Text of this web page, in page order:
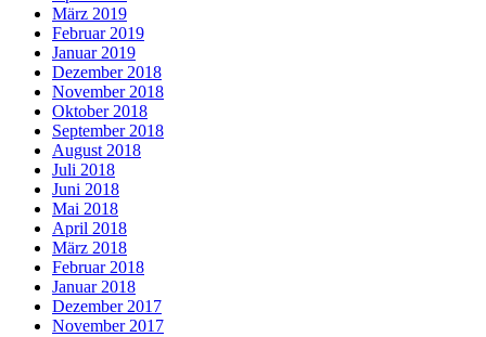
März 2019
Februar 2019
Januar 2019
Dezember 2018
November 2018
Oktober 2018
September 2018
August 2018
Juli 2018
Juni 2018
Mai 2018
April 2018
März 2018
Februar 2018
Januar 2018
Dezember 2017
November 2017